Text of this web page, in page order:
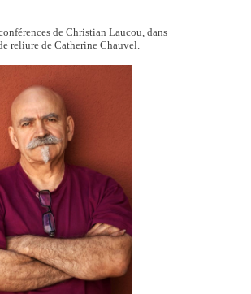
de Christian Laucou, dans
reliure de Catherine Chauvel.